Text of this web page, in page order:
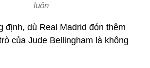
luôn
định, dù Real Madrid đón thêm
của Jude Bellingham là không